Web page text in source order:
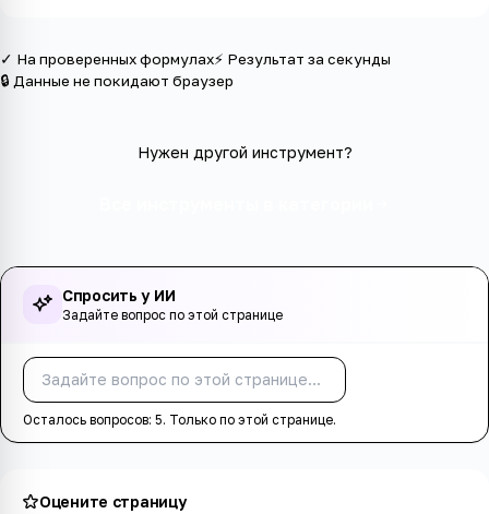
✓ На проверенных формулах⚡ Результат за секунды
🔒 Данные не покидают браузер
Нужен другой инструмент?
Спросить у ИИ
Задайте вопрос по этой странице
Осталось вопросов: 5. Только по этой странице.
Оцените страницу